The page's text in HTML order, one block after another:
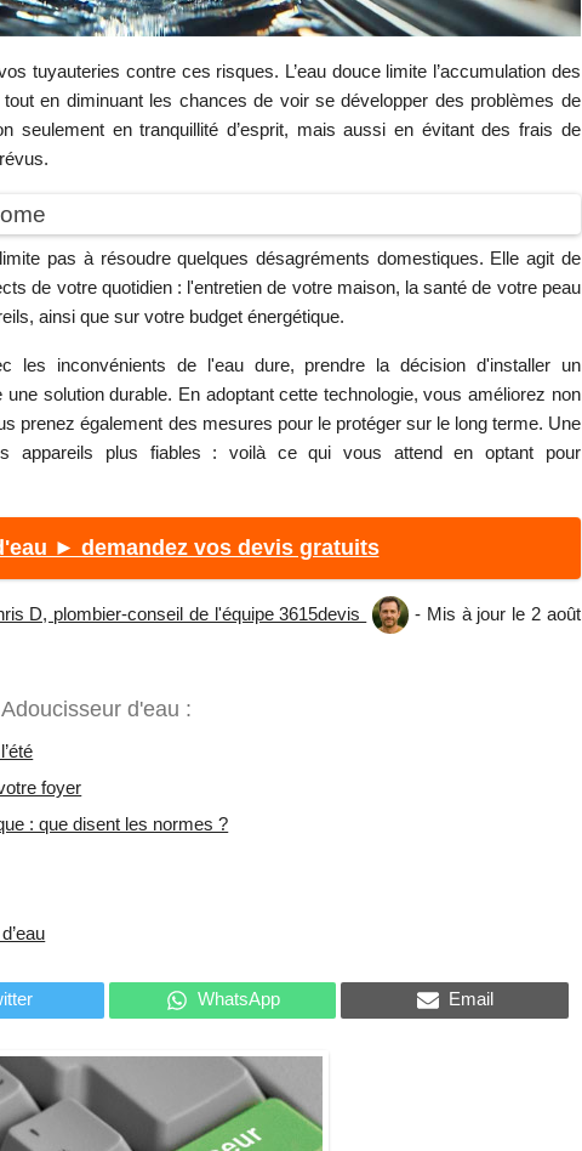
tuyauteries contre ces risques. L’eau douce limite l’accumulation des
en diminuant les chances de voir se développer des problèmes de
seulement en tranquillité d’esprit, mais aussi en évitant des frais de
pas à résoudre quelques désagréments domestiques. Elle agit de
de votre quotidien : l'entretien de votre maison, la santé de votre peau
ainsi que sur votre budget énergétique.
les inconvénients de l'eau dure, prendre la décision d'installer un
solution durable. En adoptant cette technologie, vous améliorez non
prenez également des mesures pour le protéger sur le long terme. Une
appareils plus fiables : voilà ce qui vous attend en optant pour
► demandez vos devis gratuits
D, plombier-conseil de l'équipe 3615devis
- Mis à jour le 2 août
d'eau :
foyer
: que disent les normes ?
WhatsApp Email